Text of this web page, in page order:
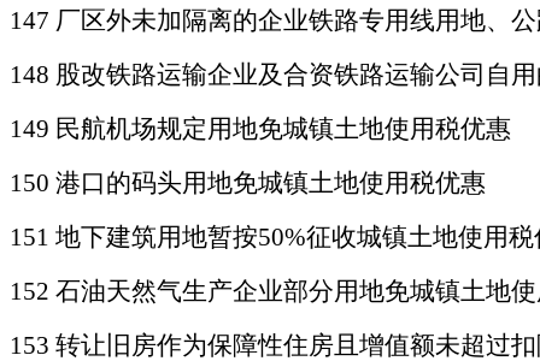
147 厂区外未加隔离的企业铁路专用线用地、
148 股改铁路运输企业及合资铁路运输公司自
149 民航机场规定用地免城镇土地使用税优惠
150 港口的码头用地免城镇土地使用税优惠
151 地下建筑用地暂按50%征收城镇土地使用
152 石油天然气生产企业部分用地免城镇土地
153 转让旧房作为保障性住房且增值额未超过